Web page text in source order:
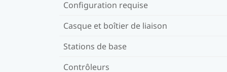
Configuration requise
Casque et boîtier de liaison
Stations de base
Contrôleurs